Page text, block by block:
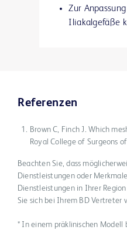
Zur
Iliakalgefäße
Referenzen
Brown C, Finch J. Which
Royal College of Surgeons
Beachten Sie, dass
Dienstleistungen oder
Dienstleistungen in Ihrer
Sie sich bei Ihrem BD Vertreter
* In einem präklinischen Modell